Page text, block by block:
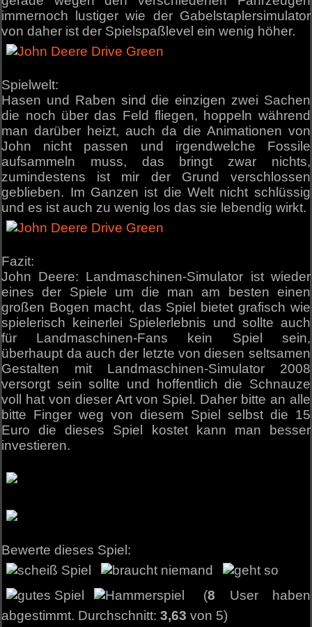
immernoch lustiger wie der Gabelstaplersimulator
von daher ist der Spielspaßlevel ein wenig höher.
Spielwelt:
Hasen und Raben sind die einzigen zwei Sachen
die noch über das Feld fliegen, hoppeln während
man darüber heizt, auch da die Animationen von
John nicht passen und irgendwelche Fossile
aufsammeln muss, das bringt zwar nichts,
zumindestens ist mir der Grund verschlossen
geblieben. Im Ganzen ist die Welt nicht schlüssig
und es ist auch zu wenig los das sie lebendig wirkt.
Fazit:
John Deere: Landmaschinen-Simulator ist wieder
eines der Spiele um die man am besten einen
großen Bogen macht, das Spiel bietet grafisch wie
spielerisch keinerlei Spielerlebnis und sollte auch
für Landmaschinen-Fans kein Spiel sein,
überhaupt da auch der letzte von diesen seltsamen
Gestalten mit Landmaschinen-Simulator 2008
versorgt sein sollte und hoffentlich die Schnauze
voll hat von dieser Art von Spiel. Daher bitte an alle
bitte Finger weg von diesem Spiel selbst die 15
Euro die dieses Spiel kostet kann man besser
investieren.
Bewerte dieses Spiel:
(8 User haben
abgestimmt. Durchschnitt:3,63 von 5)